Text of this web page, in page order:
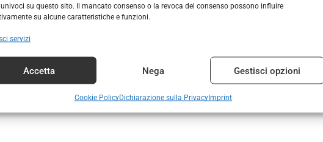
su questo sito. Il mancato consenso o la revoca del consenso possono influire
su alcune caratteristiche e funzioni.
servizi
Accetta Nega Gestisci opzioni
Cookie PolicyDichiarazione sulla PrivacyImprint